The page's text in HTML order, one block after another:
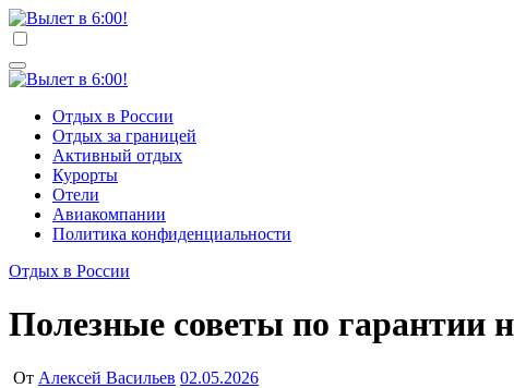
Перейти
к
Учредитель ООО "Клуб регионов", ИНН 6685155934 Генеральный
Отдых в России
Отдых за границей
Активный отдых
Курорты
Отели
Авиакомпании
Политика конфиденциальности
Отдых в России
Полезные советы по гарантии
От Алексей Васильев 02.05.2026